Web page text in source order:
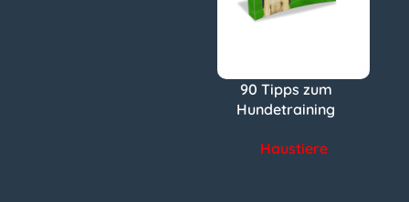
90 Tipps zum
Hundetraining
Haustiere